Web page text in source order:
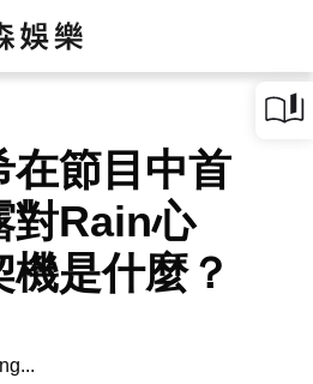
在節目中首
對Rain心
機是什麼？